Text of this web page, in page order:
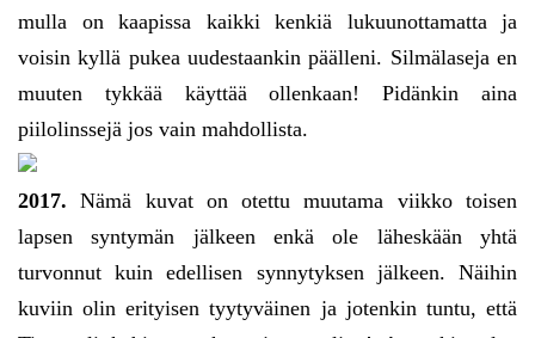
mulla on kaapissa kaikki kenkiä lukuunottamatta ja
voisin kyllä pukea uudestaankin päälleni. Silmälaseja en
muuten tykkää käyttää ollenkaan! Pidänkin aina
piilolinssejä jos vain mahdollista.
2017. Nämä kuvat on otettu muutama viikko toisen
lapsen syntymän jälkeen enkä ole läheskään yhtä
turvonnut kuin edellisen synnytyksen jälkeen. Näihin
kuviin olin erityisen tyytyväinen ja jotenkin tuntu, että